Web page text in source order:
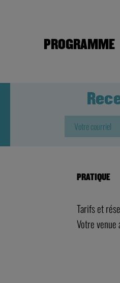
PROGRAMME
PRATIQUE
Tarifs et
Votre venue